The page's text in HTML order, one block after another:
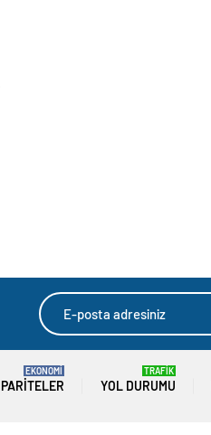
PARITELER
EKONOMİ
YOL DURUMU
TRAFİK